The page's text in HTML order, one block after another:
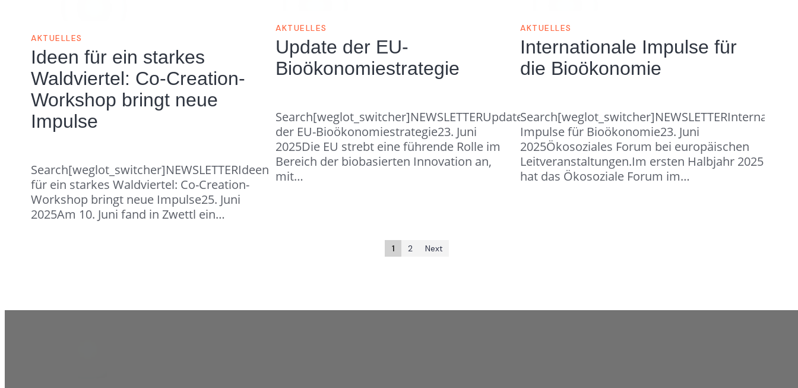
AKTUELLES
Ideen für ein starkes
Waldviertel: Co-Creation-
Workshop bringt neue
Impulse
Search[weglot_switcher]NEWSLETTERIdeen
für ein starkes Waldviertel: Co-Creation-
Workshop bringt neue Impulse25. Juni
2025Am 10. Juni fand in Zwettl ein…
AKTUELLES
Update der EU-
Bioökonomiestrategie
Search[weglot_switcher]NEWSLETTERUpdate
der EU-Bioökonomiestrategie23. Juni
2025Die EU strebt eine führende Rolle im
Bereich der biobasierten Innovation an,
mit…
AKTUELLES
Internationale Impulse für
die Bioökonomie
Impulse für Bioökonomie23. Juni
2025Ökosoziales Forum bei europäischen
Leitveranstaltungen.Im ersten Halbjahr 2025
hat das Ökosoziale Forum im…
1 2 Next